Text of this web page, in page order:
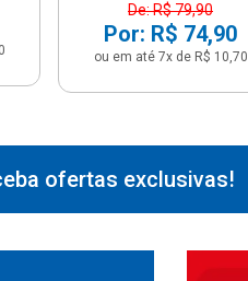
De: R$ 79,90
Por: R$ 74,90
ou em até 7x de R$ 10,70
ofertas exclusivas!